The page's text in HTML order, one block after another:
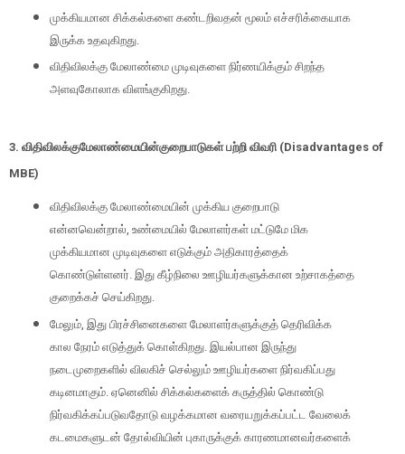
முக்கியமான சிக்கல்களை கண்டறிவதன் மூலம் எச்சரிக்கையாக
இருக்க உதவுகிறது.
விதிவிலக்கு மேலாண்மை முடிவுகளை நிர்ணயிக்கும் சிறந்த
அளவுகோலாக விளங்குகிறது.
3. விதிவிலக்குமேலாண்மையின்குறைபாடுகள் பற்றி விவரி (Disadvantages of
MBE)
விதிவிலக்கு மேலாண்மையின் முக்கிய குறைபாடு
என்னவென்றால், உண்மையில் மேலாளர்கள் மட்டுமே மிக
முக்கியமான முடிவுகளை எடுக்கும் அதிகாரத்தைக்
கொண்டுள்ளனர். இது கீழ்நிலை ஊழியர்களுக்கான உற்சாகத்தை
குறைக்கச் செய்கிறது.
மேலும் இது பிரச்சினைகளை மேலாளர்களுக்குத் தெரிவிக்க
கால நேரம் எடுத்துக் கொள்கிறது. இயல்பான இருந்து
நடைமுறைகளில் விலகிச் செல்லும் ஊழியர்களை நிர்வகிப்பது
கடினமாகும். ஏனெனில் சிக்கல்களைக் கருத்தில் கொண்டு
நிர்வகிக்கப்படுவதோடு வழக்கமான வரையறுக்கப்பட்ட வேலைக்
கடமைகளுடன் தோல்வியின் புகாருக்குக் காரணமானவர்களைக்